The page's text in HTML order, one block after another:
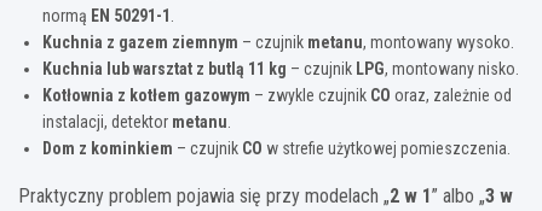
normą EN 50291-1
Kuchnia z gazem ziemnym – czujnik metanu, montowany wysoko.
Kuchnia lub warsztat z butlą 11 kg – czujnik LPG, montowany nisko.
Kotłownia z kotłem gazowym – zwykle czujnik CO oraz, zależnie od
instalacji, detektor metanu
Dom z kominkiem – czujnik CO w strefie użytkowej pomieszczenia.
Praktyczny problem pojawia się przy modelach „2 w 1” albo „3 w